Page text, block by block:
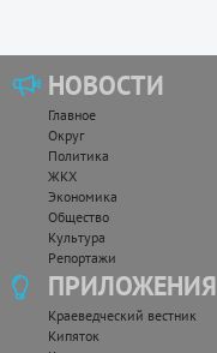
НОВОСТИ
Главное
Округ
Политика
ЖКХ
Экономика
Общество
Культура
Репортажи
ПРИЛОЖЕНИЯ
Краеведческий вестник
Кипяток